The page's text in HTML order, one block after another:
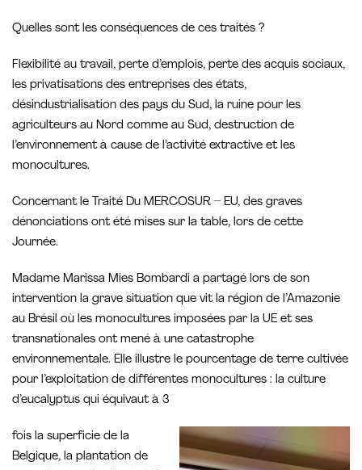
Quelles sont les conséquences de ces traités ?
Flexibilité au travail, perte d’emplois, perte des acquis sociaux,
les privatisations des entreprises des états,
désindustrialisation des pays du Sud, la ruine pour les
agriculteurs au Nord comme au Sud, destruction de
l’environnement à cause de l’activité extractive et les
monocultures.
Concernant le Traité Du MERCOSUR – EU, des graves
dénonciations ont été mises sur la table, lors de cette
Journée.
Madame Marissa Mies Bombardi a partagé lors de son
intervention la grave situation que vit la région de l’Amazonie
au Brésil où les monocultures imposées par la UE et ses
transnationales ont mené à une catastrophe
environnementale. Elle illustre le pourcentage de terre cultivée
pour l’exploitation de différentes monocultures : la culture
d’eucalyptus qui équivaut à 3
fois la superficie de la
Belgique, la plantation de